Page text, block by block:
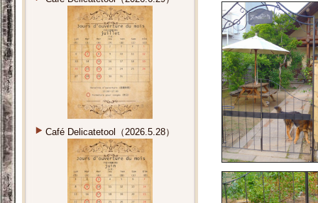
Café Delicatetool（2026.5.28）